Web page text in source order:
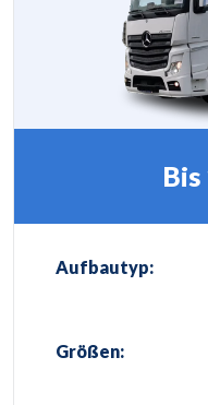
Bis
Aufbautyp:
Größen: